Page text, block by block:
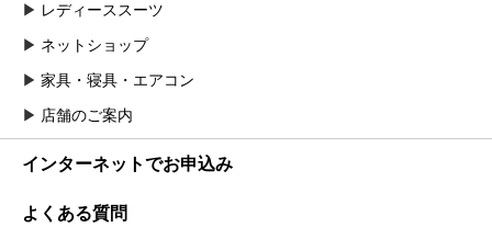
レディーススーツ
ネットショップ
家具・寝具・エアコン
店舗のご案内
インターネットでお申込み
よくある質問